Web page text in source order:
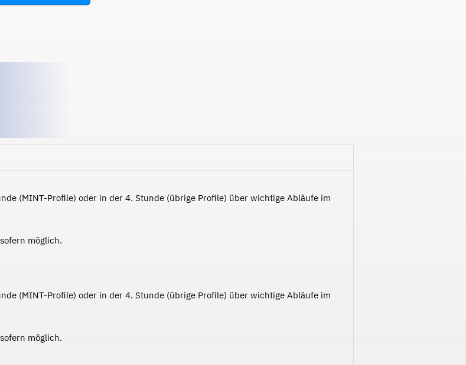
(MINT-Profile) oder in der 4. Stunde (übrige Profile) über wichtige Abläufe im
möglich.
(MINT-Profile) oder in der 4. Stunde (übrige Profile) über wichtige Abläufe im
möglich.